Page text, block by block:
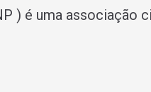
) é uma associação